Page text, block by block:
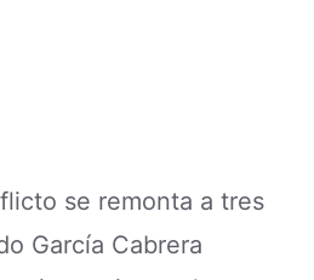
se remonta a tres
García Cabrera